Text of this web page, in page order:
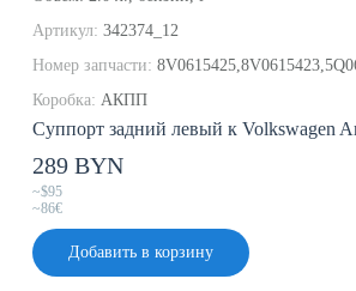
Суппорт задний левый к Volkswagen
Артикул: 342374_12
Номер запчасти:
Коробка: АКПП
289 BYN
~$95
~86€
Добавить в корзину